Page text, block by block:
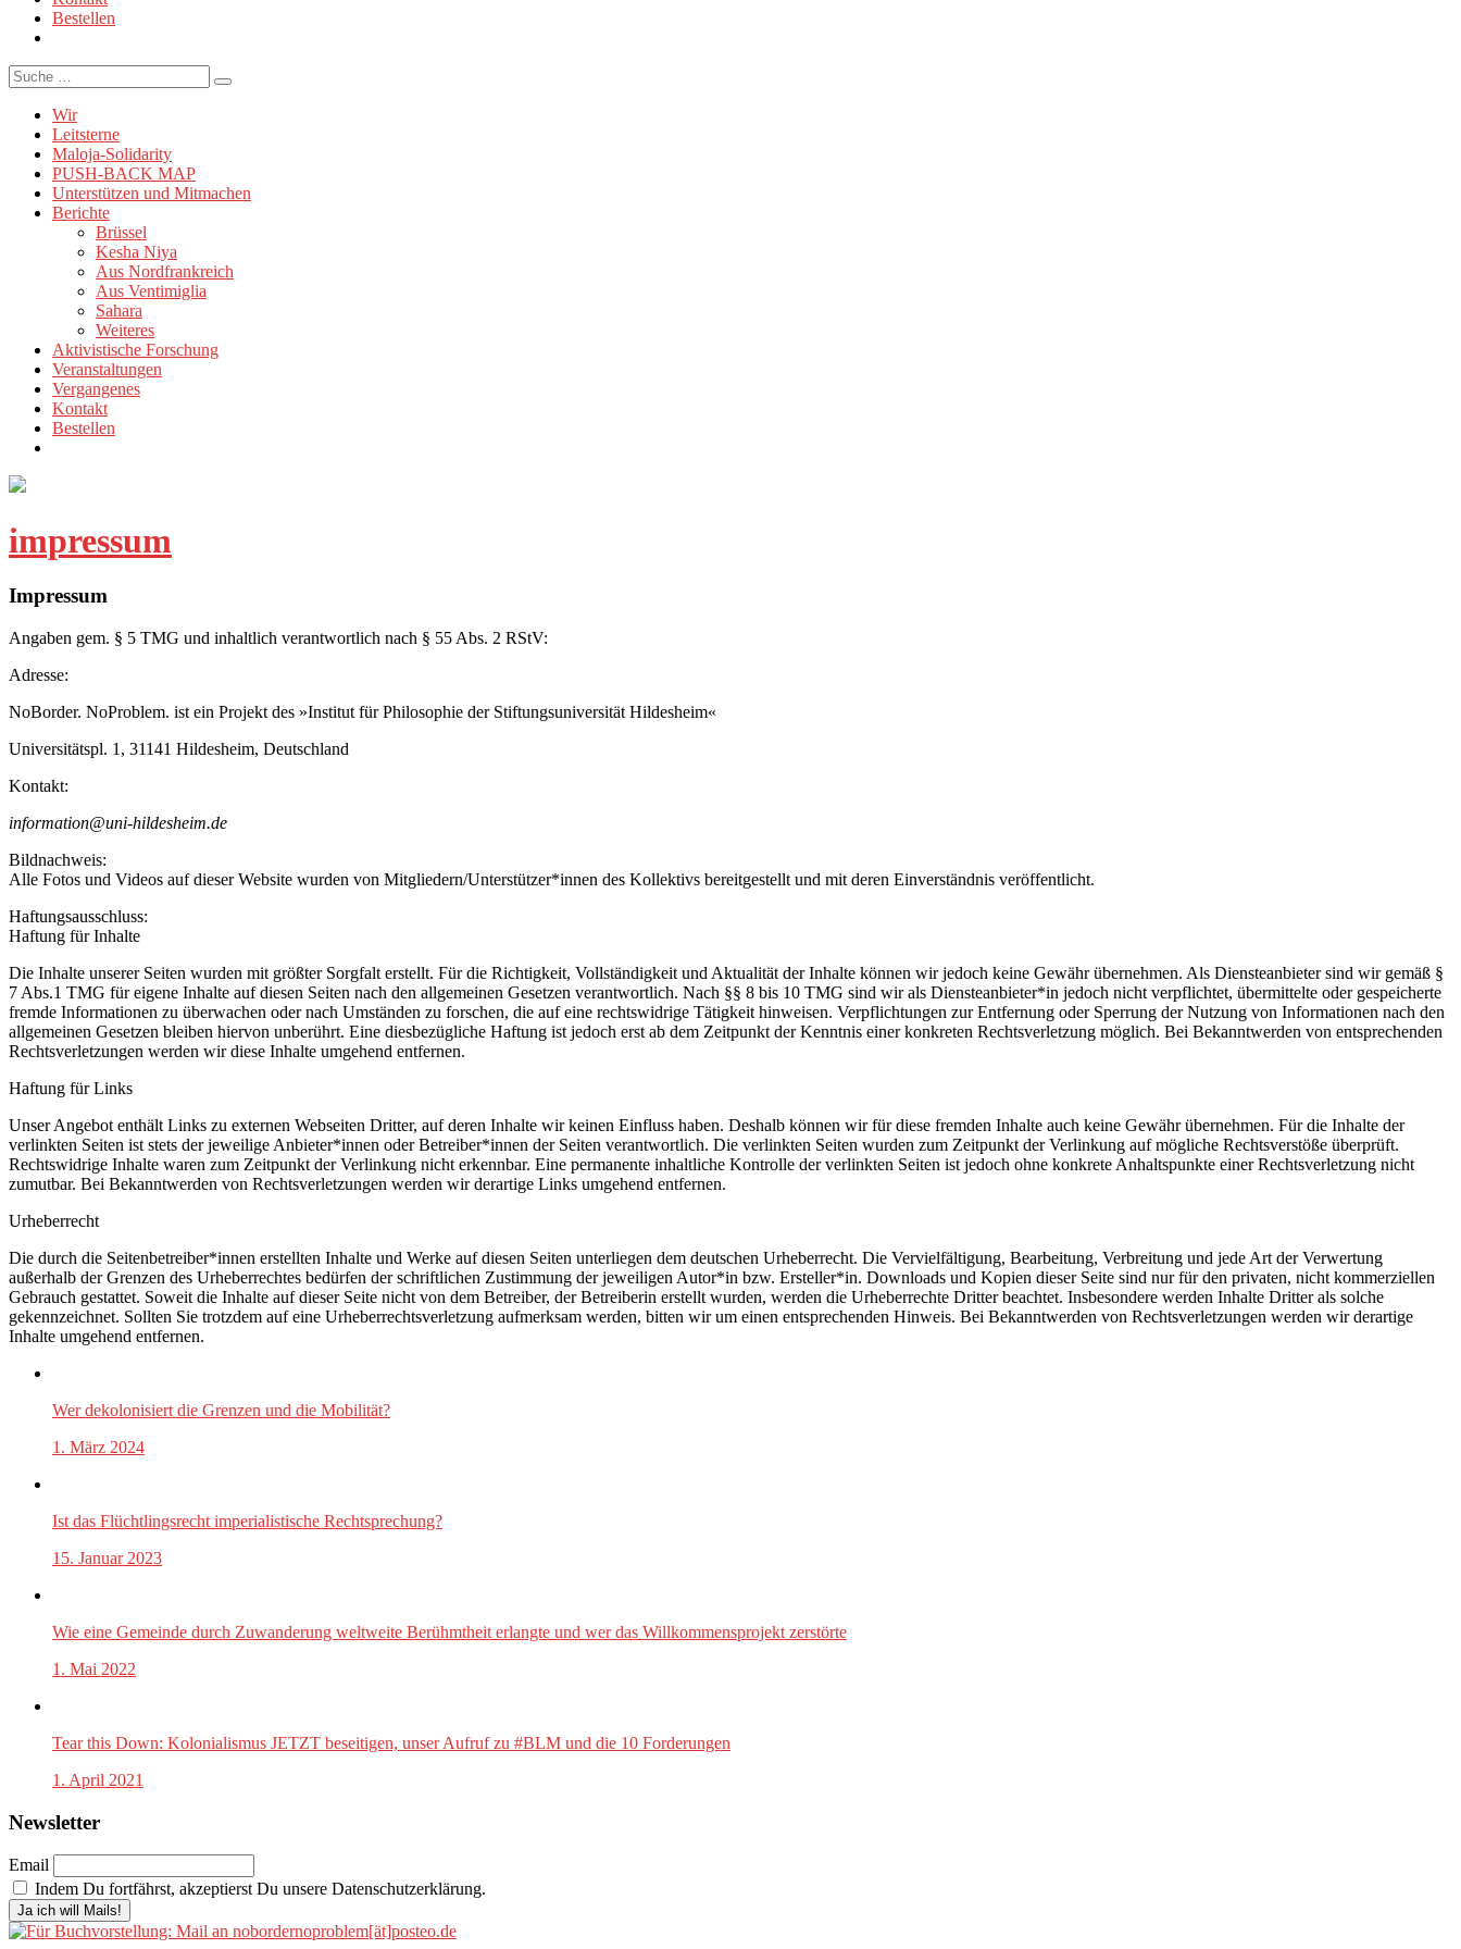
Bestellen
Suche
Wir
Leitsterne
Maloja-Solidarity
PUSH-BACK MAP
Unterstützen und Mitmachen
Berichte
Brüssel
Kesha Niya
Aus Nordfrankreich
Aus Ventimiglia
Sahara
Weiteres
Aktivistische Forschung
Veranstaltungen
Vergangenes
Kontakt
Bestellen
impressum
Impressum
Angaben gem. § 5 TMG und inhaltlich verantwortlich nach § 55 Abs. 2 RStV:
Adresse:
NoBorder. NoProblem. ist ein Projekt des »Institut für Philosophie der Stiftungsuniversität Hildesheim«
Universitätspl. 1, 31141 Hildesheim, Deutschland
Kontakt:
information@uni-hildesheim.de
Bildnachweis:
Alle Fotos und Videos auf dieser Website wurden von Mitgliedern/Unterstützer*innen des Kollektivs bereitgestellt und mit deren Einverständnis veröffentlicht.
Haftungsausschluss:
Haftung für Inhalte
Die Inhalte unserer Seiten wurden mit größter Sorgfalt erstellt. Für die Richtigkeit, Vollständigkeit und Aktualität der Inhalte können wir jedoch keine Gewähr übernehmen. Als Diensteanbieter sind wir gemäß §
7 Abs.1 TMG für eigene Inhalte auf diesen Seiten nach den allgemeinen Gesetzen verantwortlich. Nach §§ 8 bis 10 TMG sind wir als Diensteanbieter*in jedoch nicht verpflichtet, übermittelte oder gespeicherte
fremde Informationen zu überwachen oder nach Umständen zu forschen, die auf eine rechtswidrige Tätigkeit hinweisen. Verpflichtungen zur Entfernung oder Sperrung der Nutzung von Informationen nach den
allgemeinen Gesetzen bleiben hiervon unberührt. Eine diesbezügliche Haftung ist jedoch erst ab dem Zeitpunkt der Kenntnis einer konkreten Rechtsverletzung möglich. Bei Bekanntwerden von entsprechenden
Rechtsverletzungen werden wir diese Inhalte umgehend entfernen.
Haftung für Links
Unser Angebot enthält Links zu externen Webseiten Dritter, auf deren Inhalte wir keinen Einfluss haben. Deshalb können wir für diese fremden Inhalte auch keine Gewähr übernehmen. Für die Inhalte der
verlinkten Seiten ist stets der jeweilige Anbieter*innen oder Betreiber*innen der Seiten verantwortlich. Die verlinkten Seiten wurden zum Zeitpunkt der Verlinkung auf mögliche Rechtsverstöße überprüft.
Rechtswidrige Inhalte waren zum Zeitpunkt der Verlinkung nicht erkennbar. Eine permanente inhaltliche Kontrolle der verlinkten Seiten ist jedoch ohne konkrete Anhaltspunkte einer Rechtsverletzung nicht
zumutbar. Bei Bekanntwerden von Rechtsverletzungen werden wir derartige Links umgehend entfernen.
Urheberrecht
Die durch die Seitenbetreiber*innen erstellten Inhalte und Werke auf diesen Seiten unterliegen dem deutschen Urheberrecht. Die Vervielfältigung, Bearbeitung, Verbreitung und jede Art der Verwertung
außerhalb der Grenzen des Urheberrechtes bedürfen der schriftlichen Zustimmung der jeweiligen Autor*in bzw. Ersteller*in. Downloads und Kopien dieser Seite sind nur für den privaten, nicht kommerziellen
Gebrauch gestattet. Soweit die Inhalte auf dieser Seite nicht von dem Betreiber, der Betreiberin erstellt wurden, werden die Urheberrechte Dritter beachtet. Insbesondere werden Inhalte Dritter als solche
gekennzeichnet. Sollten Sie trotzdem auf eine Urheberrechtsverletzung aufmerksam werden, bitten wir um einen entsprechenden Hinweis. Bei Bekanntwerden von Rechtsverletzungen werden wir derartige
Inhalte umgehend entfernen.
Wer dekolonisiert die Grenzen und die Mobilität?
1. März 2024
Ist das Flüchtlingsrecht imperialistische Rechtsprechung?
15. Januar 2023
Wie eine Gemeinde durch Zuwanderung weltweite Berühmtheit erlangte und wer das Willkommensprojekt zerstörte
1. Mai 2022
Tear this Down: Kolonialismus JETZT beseitigen, unser Aufruf zu #BLM und die 10 Forderungen
1. April 2021
Newsletter
Email
Indem Du fortfährst, akzeptierst Du unsere Datenschutzerklärung.